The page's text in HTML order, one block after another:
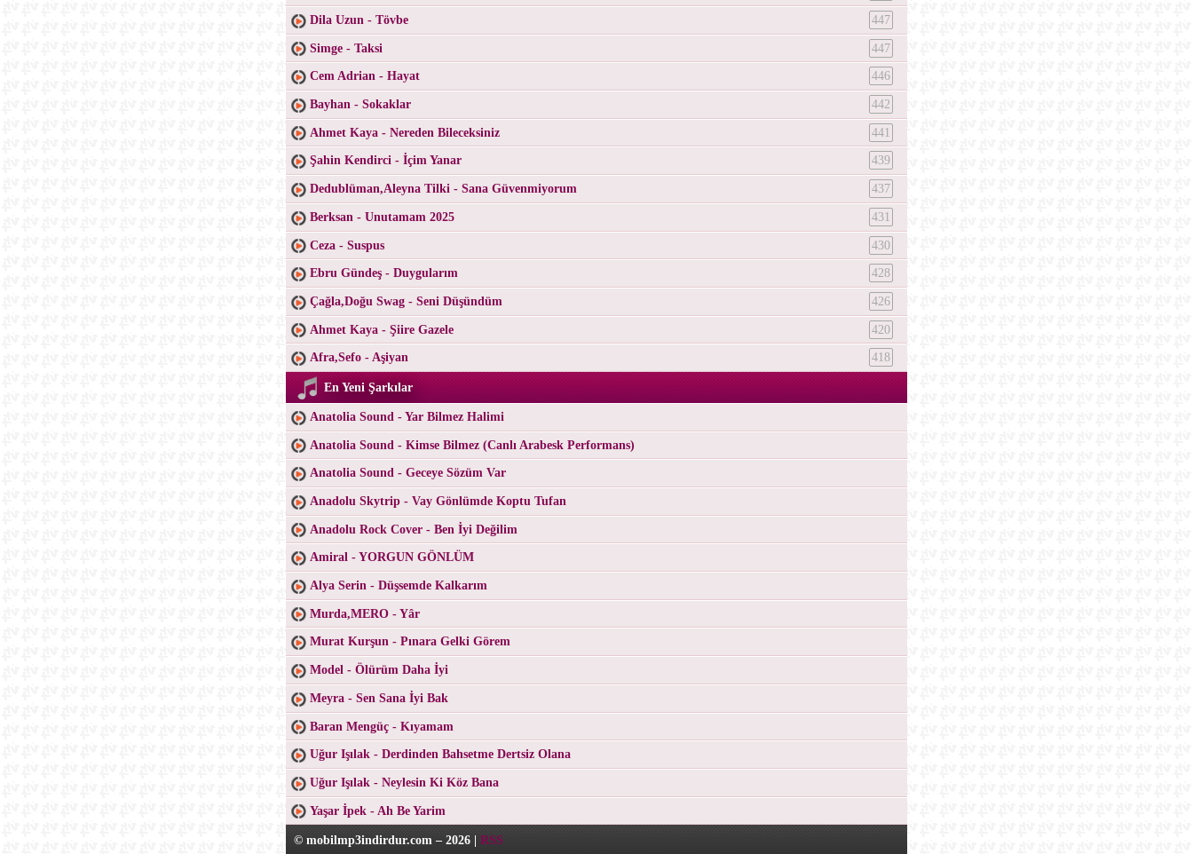
Dila Uzun - Tövbe
447
Simge - Taksi
447
Cem Adrian - Hayat
446
Bayhan - Sokaklar
442
Ahmet Kaya - Nereden Bileceksiniz
441
Şahin Kendirci - İçim Yanar
439
Dedublüman,Aleyna Tilki - Sana Güvenmiyorum
437
Berksan - Unutamam 2025
431
Ceza - Suspus
430
Ebru Gündeş - Duygularım
428
Çağla,Doğu Swag - Seni Düşündüm
426
Ahmet Kaya - Şiire Gazele
420
Afra,Sefo - Aşiyan
418
En Yeni Şarkılar
Anatolia Sound - Yar Bilmez Halimi
Anatolia Sound - Kimse Bilmez (Canlı Arabesk Performans)
Anatolia Sound - Geceye Sözüm Var
Anadolu Skytrip - Vay Gönlümde Koptu Tufan
Anadolu Rock Cover - Ben İyi Değilim
Amiral - YORGUN GÖNLÜM
Alya Serin - Düşsemde Kalkarım
Murda,MERO - Yâr
Murat Kurşun - Pınara Gelki Görem
Model - Ölürüm Daha İyi
Meyra - Sen Sana İyi Bak
Baran Mengüç - Kıyamam
Uğur Işılak - Derdinden Bahsetme Dertsiz Olana
Uğur Işılak - Neylesin Ki Köz Bana
Yaşar İpek - Ah Be Yarim
© mobilmp3indirdur.com – 2026 | RSS